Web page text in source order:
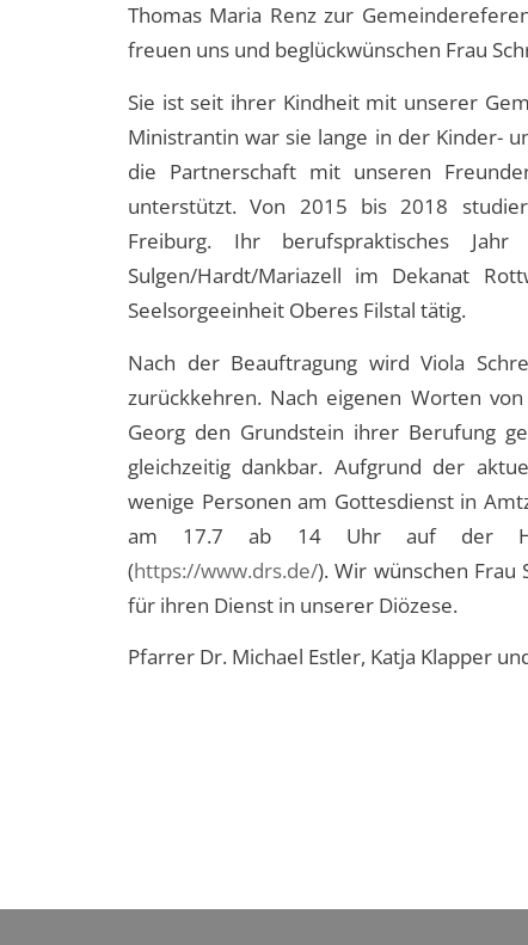
Thomas Maria Renz zur
freuen uns und beglückwünschen Frau
Sie ist seit ihrer Kindheit mit unserer
Ministrantin war sie lange in der Kinder-
die Partnerschaft mit unseren
unterstützt. Von 2015 bis 2018
Freiburg. Ihr berufspraktisches
Sulgen/Hardt/Mariazell im Dekanat
Seelsorgeeinheit Oberes Filstal tätig.
Nach der Beauftragung wird Viola
zurückkehren. Nach eigenen Worten
Georg den Grundstein ihrer Berufung
gleichzeitig dankbar. Aufgrund der
wenige Personen am Gottesdienst in
am 17.7 ab 14 Uhr auf der
(https://www.drs.de/). Wir wünschen Frau
für ihren Dienst in unserer Diözese.
Pfarrer Dr. Michael Estler, Katja Klapper